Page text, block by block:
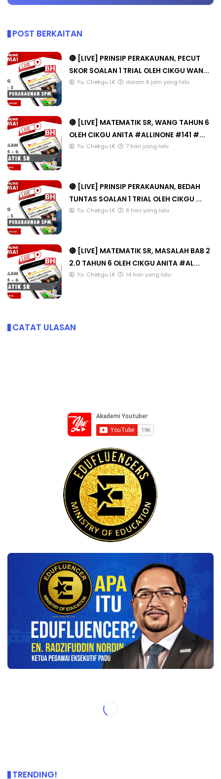
POST BERKAITAN
🔴 [LIVE] PRINSIP PERAKAUNAN, PECUT
SKOR SOALAN 1 TRIAL OLEH CIKGU WAN...
Yu. Chekgu LK dalam 6 jam yang lalu
🔴 [LIVE] MATEMATIK SR, WANG TAHUN 6
OLEH CIKGU ANITA #ALLINONE #141 #...
Yu. Chekgu LK 7 hari yang lalu
🔴 [LIVE] PRINSIP PERAKAUNAN, BEDAH
TUNTAS SOALAN 1 TRIAL OLEH CIKGU ...
Yu. Chekgu LK 8 hari yang lalu
🔴 [LIVE] MATEMATIK SR, MASALAH BAB 2
2.0 TAHUN 6 OLEH CIKGU ANITA #AL...
Yu. Chekgu LK 14 hari yang lalu
CATAT ULASAN
TRENDING!